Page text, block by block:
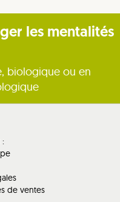
les mentalités
biologique ou en
:
de ventes